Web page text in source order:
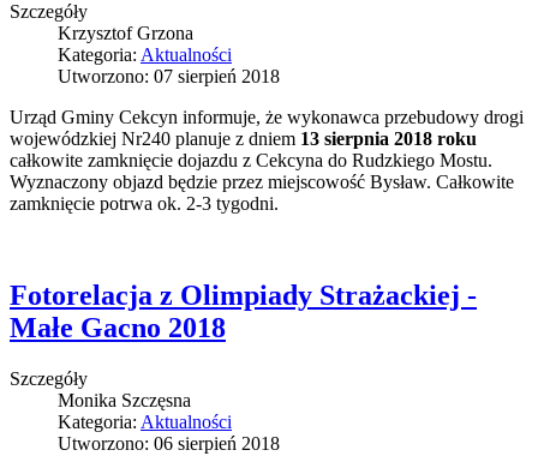
Szczegóły
Krzysztof Grzona
Kategoria: Aktualności
Utworzono: 07 sierpień 2018
Urząd Gminy Cekcyn informuje, że wykonawca przebudowy drogi
wojewódzkiej Nr240 planuje z dniem 13 sierpnia 2018 roku
całkowite zamknięcie dojazdu z Cekcyna do Rudzkiego Mostu.
Wyznaczony objazd będzie przez miejscowość Bysław. Całkowite
zamknięcie potrwa ok. 2-3 tygodni.
Fotorelacja z Olimpiady Strażackiej -
Małe Gacno 2018
Szczegóły
Monika Szczęsna
Kategoria: Aktualności
Utworzono: 06 sierpień 2018